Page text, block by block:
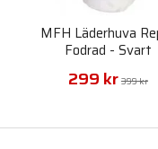
MFH Läderhuva
Fodrad - Svart
299 kr 399 kr